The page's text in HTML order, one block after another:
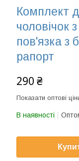
Комплект
чоловічок
пов'язка з
рапорт
290 ₴
Показати оптові
В наявності